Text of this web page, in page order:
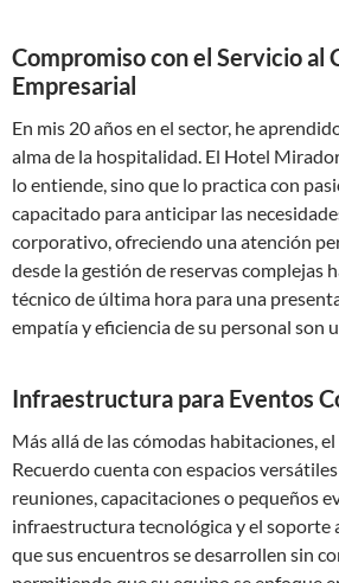
Compromiso con el Servicio al
Empresarial
En mis 20 años en el sector, he
alma de la hospitalidad. El Hotel
lo entiende, sino que lo practica con
capacitado para anticipar las
corporativo, ofreciendo una atención
desde la gestión de reservas complejas
técnico de última hora para una
empatía y eficiencia de su personal son
Infraestructura para Eventos
Más allá de las cómodas habitaciones,
Recuerdo cuenta con espacios
reuniones, capacitaciones o pequeños
infraestructura tecnológica y el soporte
que sus encuentros se desarrollen sin